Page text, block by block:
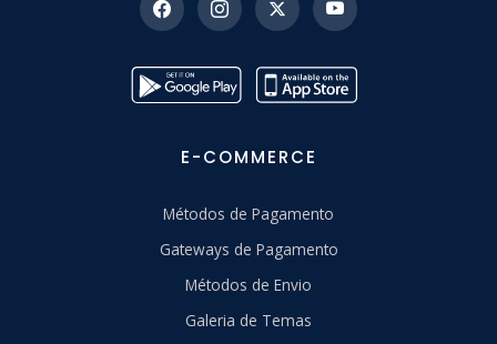
E-COMMERCE
Métodos de Pagamento
Gateways de Pagamento
Métodos de Envio
Galeria de Temas